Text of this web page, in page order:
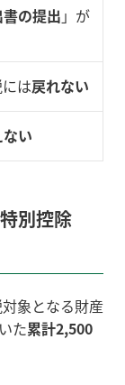
の提出 」が
は戻れない
い
別控除
象となる財産
た累計2,500